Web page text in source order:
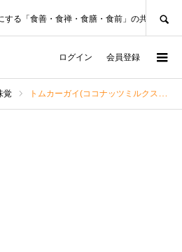
る「食善・食禅・食膳・食前」の共創ﾌﾟﾗｯﾄﾌ
ログイン 会員登録
覚 トムカーガイ(ココナッツミルクスープ：タイ料理)【みんなのレシピ】